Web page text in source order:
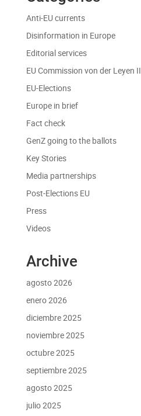
Anti-EU currents
Disinformation in Europe
Editorial services
EU Commission von der Leyen II
EU-Elections
Europe in brief
Fact check
GenZ going to the ballots
Key Stories
Media partnerships
Post-Elections EU
Press
Videos
Archive
agosto 2026
enero 2026
diciembre 2025
noviembre 2025
octubre 2025
septiembre 2025
agosto 2025
julio 2025